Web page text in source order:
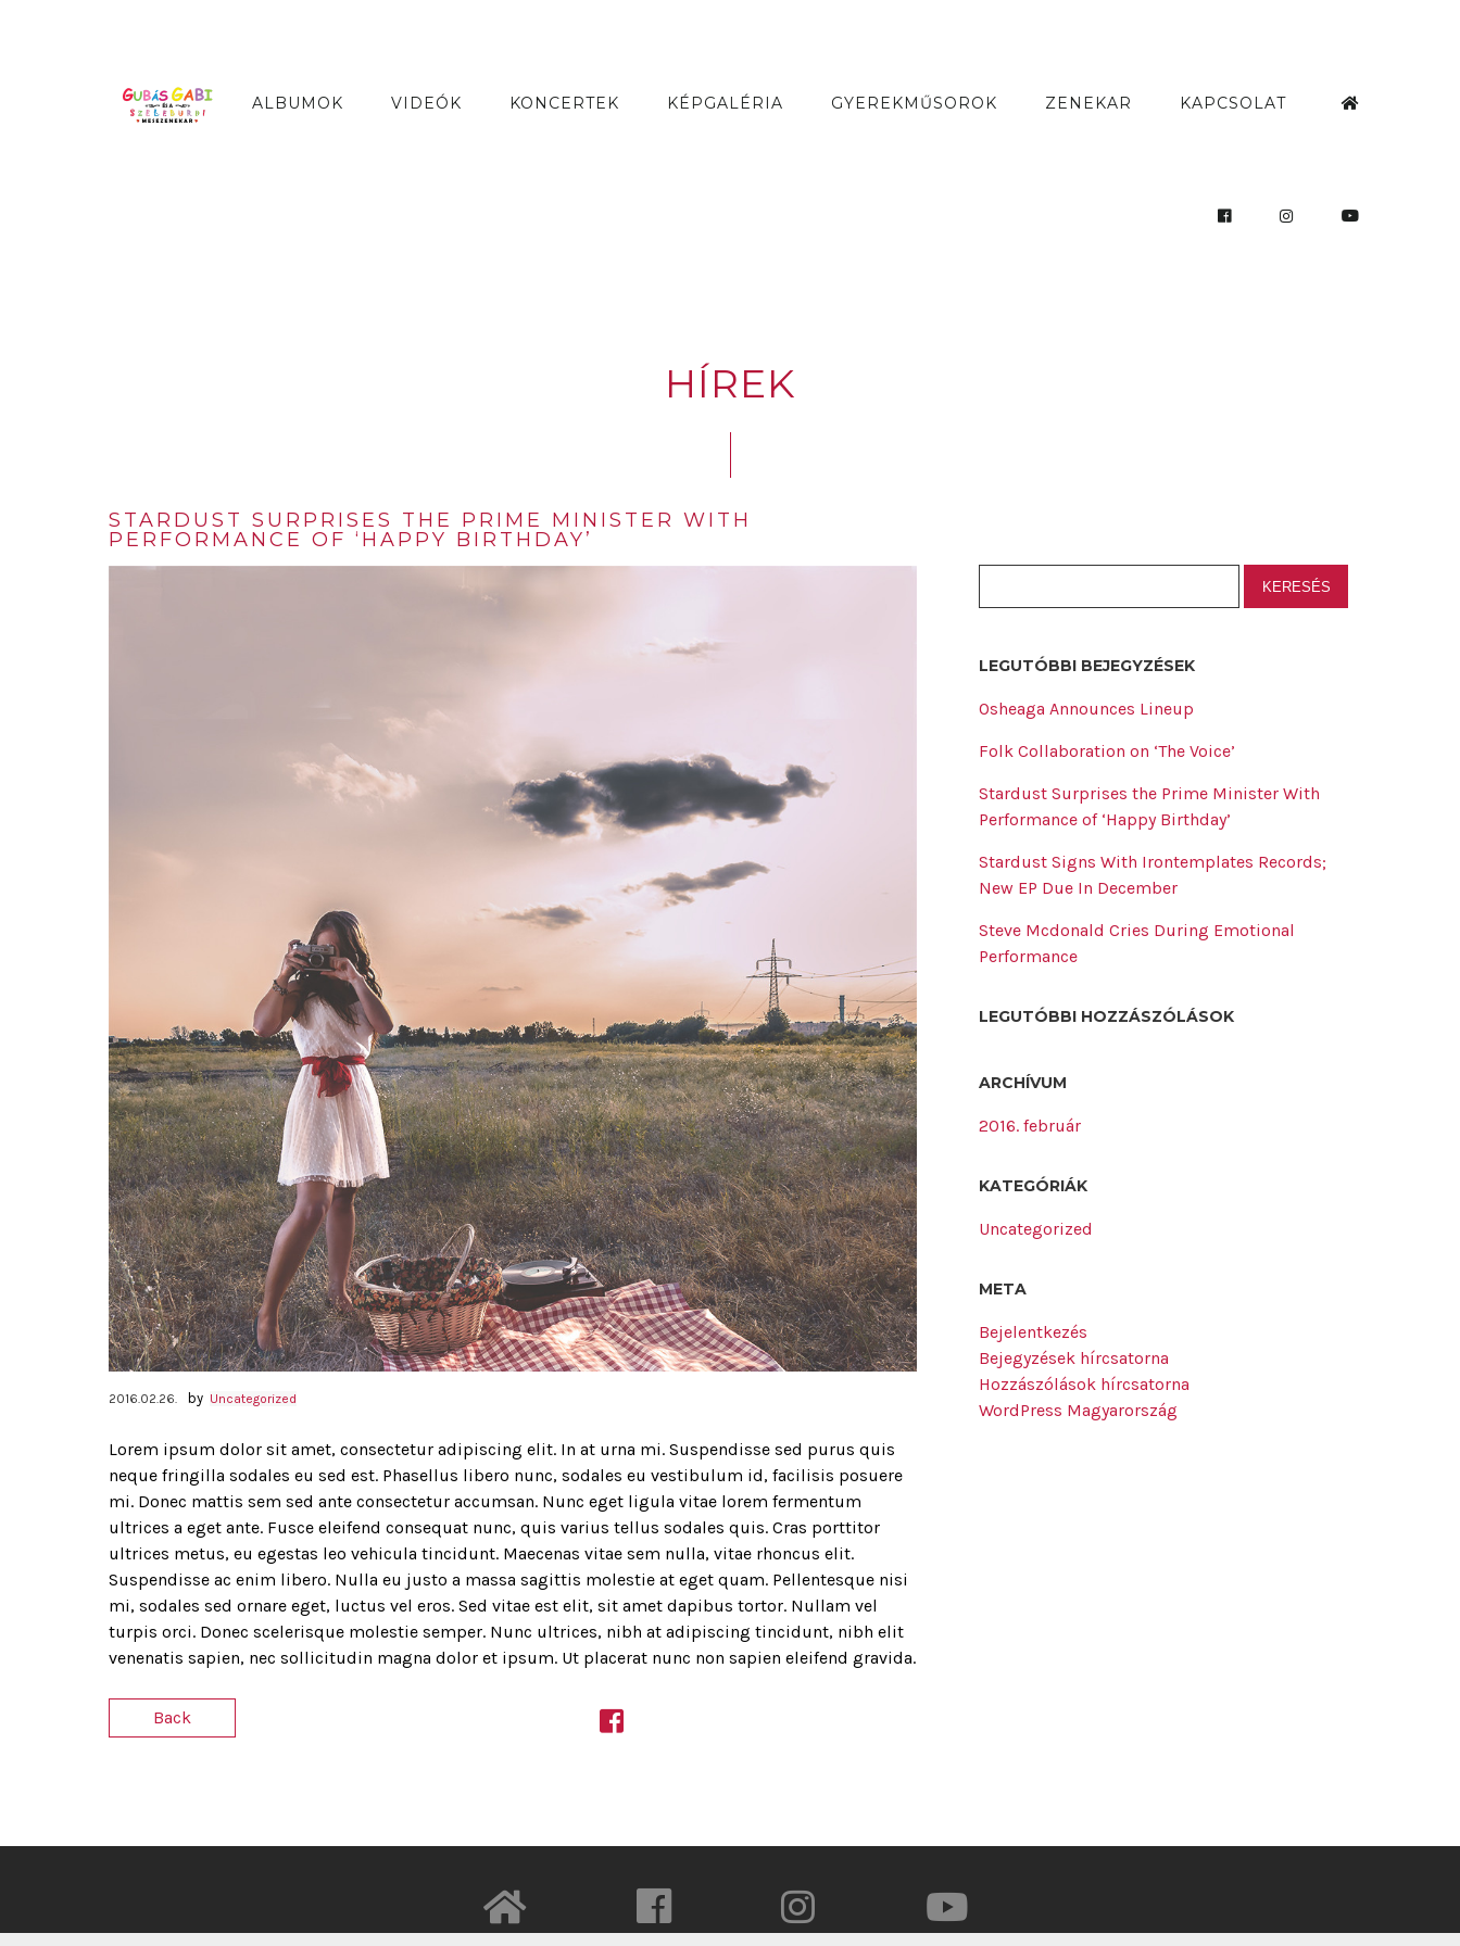
ALBUMOK VIDEÓK KONCERTEK KÉPGALÉRIA GYEREKMŰSOROK ZENEKAR KAPCSOLAT
HÍREK
STARDUST SURPRISES THE PRIME MINISTER WITH
PERFORMANCE OF ‘HAPPY BIRTHDAY’
2016.02.26. by Uncategorized
Lorem ipsum dolor sit amet, consectetur adipiscing elit. In at urna mi. Suspendisse sed purus quis
neque fringilla sodales eu sed est. Phasellus libero nunc, sodales eu vestibulum id, facilisis posuere
mi. Donec mattis sem sed ante consectetur accumsan. Nunc eget ligula vitae lorem fermentum
ultrices a eget ante. Fusce eleifend consequat nunc, quis varius tellus sodales quis. Cras porttitor
ultrices metus, eu egestas leo vehicula tincidunt. Maecenas vitae sem nulla, vitae rhoncus elit.
Suspendisse ac enim libero. Nulla eu justo a massa sagittis molestie at eget quam. Pellentesque nisi
mi, sodales sed ornare eget, luctus vel eros. Sed vitae est elit, sit amet dapibus tortor. Nullam vel
turpis orci. Donec scelerisque molestie semper. Nunc ultrices, nibh at adipiscing tincidunt, nibh elit
venenatis sapien, nec sollicitudin magna dolor et ipsum. Ut placerat nunc non sapien eleifend gravida.
Back
LEGUTÓBBI BEJEGYZÉSEK
Osheaga Announces Lineup
Folk Collaboration on ‘The Voice’
Stardust Surprises the Prime Minister With
Performance of ‘Happy Birthday’
Stardust Signs With Irontemplates Records;
New EP Due In December
Steve Mcdonald Cries During Emotional
Performance
LEGUTÓBBI HOZZÁSZÓLÁSOK
ARCHÍVUM
2016. február
KATEGÓRIÁK
Uncategorized
META
Bejelentkezés
Bejegyzések hírcsatorna
Hozzászólások hírcsatorna
WordPress Magyarország